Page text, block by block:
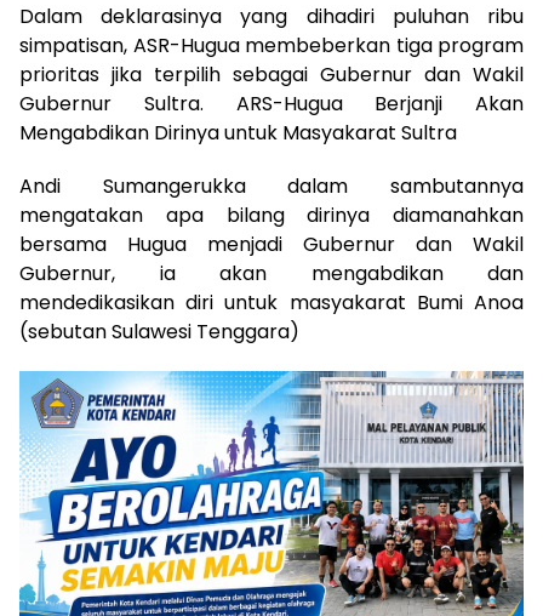
Dalam deklarasinya yang dihadiri puluhan ribu
simpatisan, ASR-Hugua membeberkan tiga program
prioritas jika terpilih sebagai Gubernur dan Wakil
Gubernur Sultra. ARS-Hugua Berjanji Akan
Mengabdikan Dirinya untuk Masyakarat Sultra
Andi Sumangerukka dalam sambutannya
mengatakan apa bilang dirinya diamanahkan
bersama Hugua menjadi Gubernur dan Wakil
Gubernur, ia akan mengabdikan dan
mendedikasikan diri untuk masyakarat Bumi Anoa
(sebutan Sulawesi Tenggara)